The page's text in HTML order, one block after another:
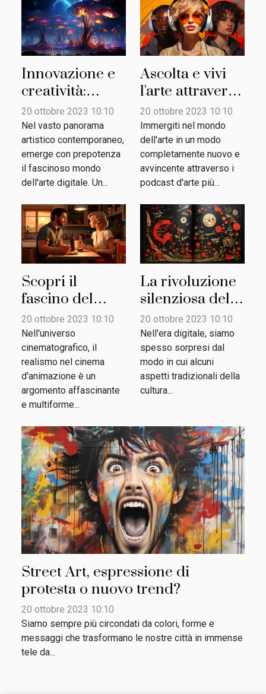
Innovazione e
creatività:
l'incantevole
mondo dell'arte
digitale
20 ottobre 2023 10:10
Nel vasto panorama
artistico contemporaneo,
emerge con prepotenza
il fascinoso mondo
dell'arte digitale. Un...
Ascolta e vivi
l'arte attraverso
i podcast d'arte
più popolari
20 ottobre 2023 10:10
Immergiti nel mondo
dell'arte in un modo
completamente nuovo e
avvincente attraverso i
podcast d'arte più...
Scopri il
fascino del
realismo nel
cinema
d'animazione
20 ottobre 2023 10:10
Nell'universo
cinematografico, il
realismo nel cinema
d'animazione è un
argomento affascinante
e multiforme...
La rivoluzione
silenziosa del
libro illustrato
20 ottobre 2023 10:10
Nell'era digitale, siamo
spesso sorpresi dal
modo in cui alcuni
aspetti tradizionali della
cultura...
Street Art, espressione di
protesta o nuovo trend?
20 ottobre 2023 10:10
Siamo sempre più circondati da colori, forme e
messaggi che trasformano le nostre città in immense
tele da...